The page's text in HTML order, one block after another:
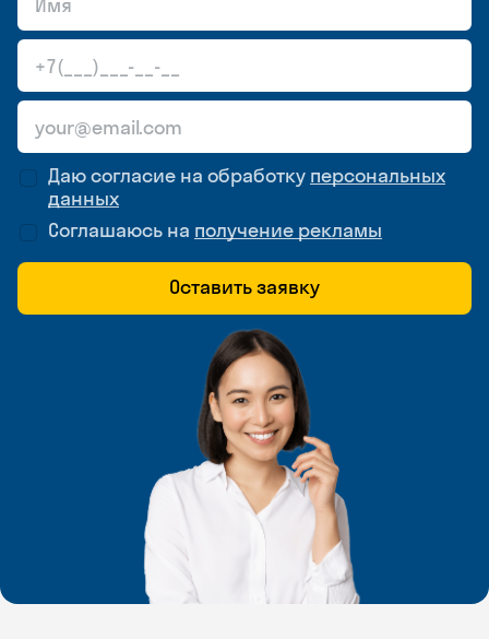
Даю согласие на обработку персональных
данных
Соглашаюсь на получение рекламы
Оставить заявку